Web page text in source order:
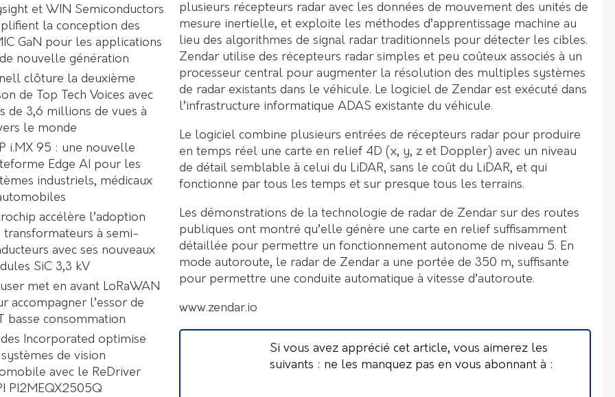
plusieurs récepteurs radar avec les données de mouvement des unités de
mesure inertielle, et exploite les méthodes d’apprentissage machine au
lieu des algorithmes de signal radar traditionnels pour détecter les cibles.
Zendar utilise des récepteurs radar simples et peu coûteux associés à un
processeur central pour augmenter la résolution des multiples systèmes
de radar existants dans le véhicule. Le logiciel de Zendar est exécuté dans
l’infrastructure informatique ADAS existante du véhicule.
Le logiciel combine plusieurs entrées de récepteurs radar pour produire
en temps réel une carte en relief 4D (x, y, z et Doppler) avec un niveau
de détail semblable à celui du LiDAR, sans le coût du LiDAR, et qui
fonctionne par tous les temps et sur presque tous les terrains.
Les démonstrations de la technologie de radar de Zendar sur des routes
publiques ont montré qu’elle génère une carte en relief suffisamment
détaillée pour permettre un fonctionnement autonome de niveau 5. En
mode autoroute, le radar de Zendar a une portée de 350 m, suffisante
pour permettre une conduite automatique à vitesse d’autoroute.
www.zendar.io
Si vous avez apprécié cet article, vous aimerez les
suivants : ne les manquez pas en vous abonnant à :
et WIN Semiconductors
la conception des
GaN pour les applications
nouvelle génération
clôture la deuxième
de Top Tech Voices avec
de 3,6 millions de vues à
le monde
i.MX 95 : une nouvelle
Edge AI pour les
industriels, médicaux
accélère l’adoption
transformateurs à semi-
avec ses nouveaux
SiC 3,3 kV
met en avant LoRaWAN
accompagner l’essor de
basse consommation
Incorporated optimise
de vision
avec le ReDriver
PI2MEQX2505Q